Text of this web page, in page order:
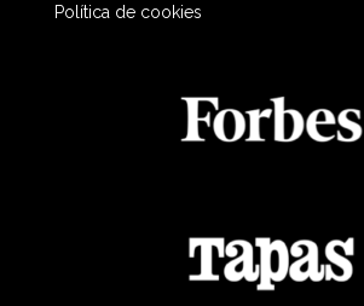
Política de cookies